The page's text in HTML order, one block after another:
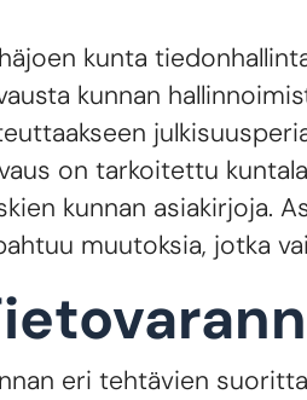
kunta
kunnan
on tarkoitettu
kunnan asiakirjoja.
muutoksia, jotka
eri tehtävien